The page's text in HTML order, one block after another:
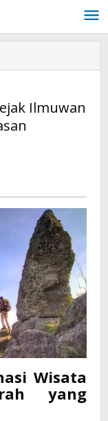
Ilmuwan
Wisata
yang